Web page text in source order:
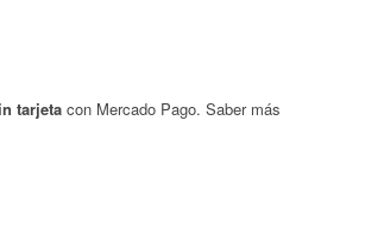
tarjetacon Mercado Pago. Saber más